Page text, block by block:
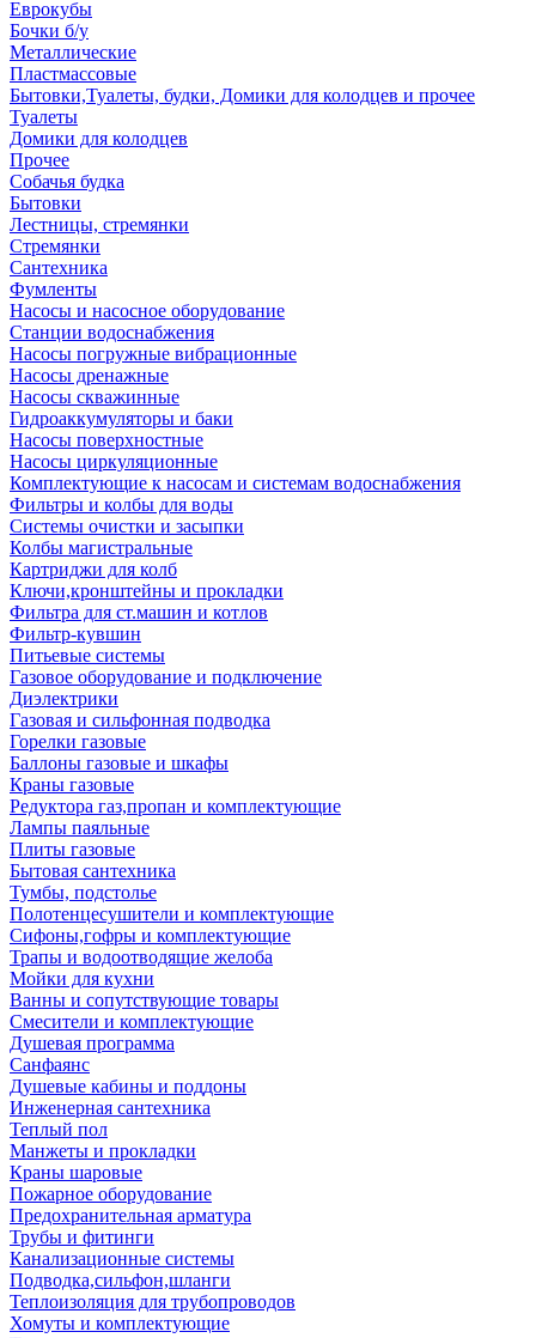
Еврокубы
Бочки б/у
Металлические
Пластмассовые
Бытовки,Туалеты, будки, Домики для колодцев и прочее
Туалеты
Домики для колодцев
Прочее
Собачья будка
Бытовки
Лестницы, стремянки
Стремянки
Сантехника
Фумленты
Насосы и насосное оборудование
Станции водоснабжения
Насосы погружные вибрационные
Насосы дренажные
Насосы скважинные
Гидроаккумуляторы и баки
Насосы поверхностные
Насосы циркуляционные
Комплектующие к насосам и системам водоснабжения
Фильтры и колбы для воды
Системы очистки и засыпки
Колбы магистральные
Картриджи для колб
Ключи,кронштейны и прокладки
Фильтра для ст.машин и котлов
Фильтр-кувшин
Питьевые системы
Газовое оборудование и подключение
Диэлектрики
Газовая и сильфонная подводка
Горелки газовые
Баллоны газовые и шкафы
Краны газовые
Редуктора газ,пропан и комплектующие
Лампы паяльные
Плиты газовые
Бытовая сантехника
Тумбы, подстолье
Полотенцесушители и комплектующие
Сифоны,гофры и комплектующие
Трапы и водоотводящие желоба
Мойки для кухни
Ванны и сопутствующие товары
Смесители и комплектующие
Душевая программа
Санфаянс
Душевые кабины и поддоны
Инженерная сантехника
Теплый пол
Манжеты и прокладки
Краны шаровые
Пожарное оборудование
Предохранительная арматура
Трубы и фитинги
Канализационные системы
Подводка,сильфон,шланги
Теплоизоляция для трубопроводов
Хомуты и комплектующие